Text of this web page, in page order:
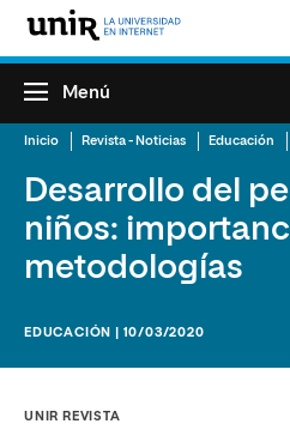
Menú
Inicio Revista - Noticias Educación
Desarrollo del
niños:
metodologías
EDUCACIÓN | 10/03/2020
UNIR REVISTA